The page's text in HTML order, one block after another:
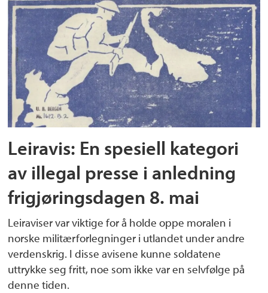
Leiravis: En spesiell kategori
av illegal presse i anledning
frigjøringsdagen 8. mai
Leiraviser var viktige for å holde oppe moralen i
norske militærforlegninger i utlandet under andre
verdenskrig. I disse avisene kunne soldatene
uttrykke seg fritt, noe som ikke var en selvfølge på
denne tiden.